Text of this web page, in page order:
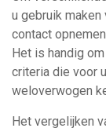
u gebruik
contact
Het is handig
criteria die voor
weloverwogen
Het vergelijken